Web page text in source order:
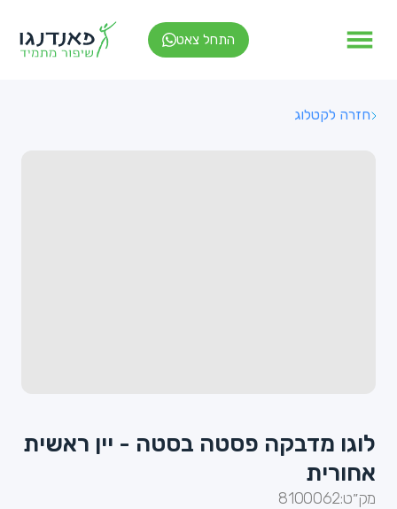
התחל צאט
חזרה לקטלוג
לוגו מדבקה פסטה בסטה - יין ראשית
אחורית
מק״ט:8100062